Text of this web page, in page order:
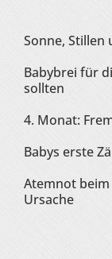
Sonne, Stillen
Babybrei für
sollten
4. Monat:
Babys erste
Atemnot beim
Ursache